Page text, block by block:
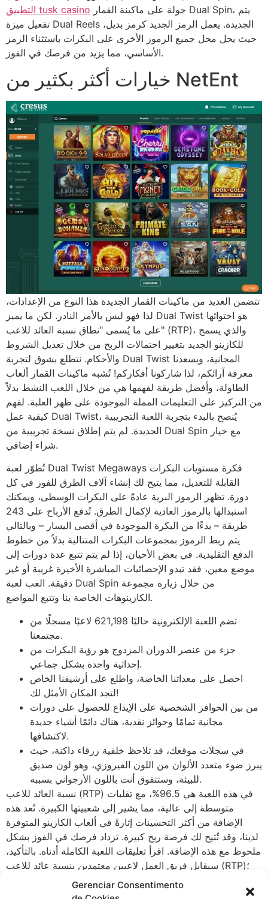
Gerenciar Consentimento
التطبيق tusk casino
تفعيل ميزة Dual Reels الجديدة. يعمل الرمز الجديد كرمز بديل،
حيث يحل محل جميع الرموز الأخرى على البكرات باستثناء الرمز
الأساسي، مما يزيد من فرصك في الفوز.
خيارات أكثر بكثير من NetEnt
تتضمن العديد من ماكينات القمار الجديدة هذا النوع من الإعدادات،
لذا فهو ليس بالأمر النادر. لكن ما يميز Dual Twist هو احتوائها
على ما يُسمى "نطاق نسبة العائد للاعب" (RTP)، والذي يسمح
للكازينو الجديد بتغيير احتمالات الربح من خلال تعديل الشروط
والأحكام. نتطلع بشوق لتجربة Dual Twist المجانية، ويسعدنا
معرفة آرائكم، لذا شاركونا أفكاركم! تُشبه ماكينات القمار ألعاب
الطاولة، وأفضل طريقة لفهمها هي من خلال اللعب النشط بدلاً
من التركيز على التعليمات المملة الموجودة على ظهر العلبة. لفهم
كيفية عمل Dual Twist، يُنصح بالبدء بتجربة اللعبة التجريبية
الجديدة. لم يتم إطلاق نسخة تجريبية من Dual Spin مع خيار
شراء إضافي.
تُطوّر لعبة Dual Twist Megaways فكرة مستويات البكرات
القابلة للتعديل، مما يتيح لك إنشاء آلاف الطرق للفوز في كل
دورة. تظهر الرموز البرية عادةً على البكرات الوسطى، ويمكنك
استبدالها بالرموز العادية لإكمال الطرق. تُدفع الأرباح على 243
طريقة – بدءًا من البكرة الموجودة في أقصى اليسار – وبالتالي
يتم ربط الرموز بمجموعات البكرات المتتالية بدلاً من خطوط
الدفع التقليدية. في بعض الأحيان، إذا لم يتم تتبع عدة دورات إلى
موضع معين، فقد تبدو الإحصائيات المباشرة الأخيرة غريبة أو غير
دقيقة. العب لعبة Dual Spin من خلال زيارة مجموعة
الكازينوهات الخاصة بنا وتتبع المواضع.
تضم اللعبة الإلكترونية حاليًا 621,198 لاعبًا مسجلًا من
مجتمعنا.
جزء من عنصر الدوران المزدوج هو رؤية البكرات من
إحداثية واحدة بشكل جماعي.
احصل على معداتنا الخاصة، واطلع على أرشيفنا الخاص
لتجد المكان الأمثل لك!
من بين الحوافز الشخصية على الإيداع للحصول على دورات
مجانية تمامًا وجوائز نقدية، هناك دائمًا أشياء جديدة
لاكتشافها.
في سجلات موقعك، قد تلاحظ خلفية زرقاء داكنة، حيث
يبرز ضوء متعدد الألوان من اللون الفيروزي، وهو لون صديق
للبيئة، وستتفوق أنت باللون الأرجواني بسببه.
نسبة العائد للاعب (RTP) في هذه اللعبة هي 96.5%، مع تقلبات
متوسطة إلى عالية، مما يشير إلى شعبيتها الكبيرة. تُعد هذه
الإضافة من أكثر التحسينات إثارةً في ألعاب الكازينو المتوفرة
لدينا، وقد تُتيح لك فرصة ربح كبيرة. تزداد فرصك في الفوز بشكل
ملحوظ مع هذه الإضافة. اقرأ تعليقات اللعبة الكاملة أدناه. بالتأكيد،
سيقابل فريق العمل لاعبين معتمدين بنسبة عائد للاعب (RTP)؛
تأكد من ذلك من خلال لجنة معلومات اللعبة.